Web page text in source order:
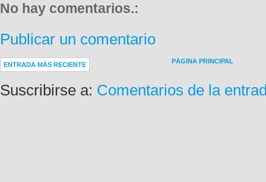
No hay comentarios.:
Publicar un comentario
ENTRADA MÁS RECIENTE PÁGINA PRINCIPAL
Suscribirse a: Comentarios de la